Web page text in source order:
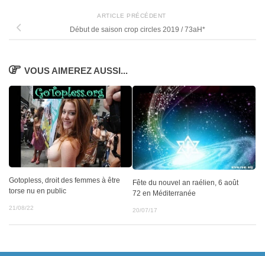
ARTICLE PRÉCÉDENT
Début de saison crop circles 2019 / 73aH*
VOUS AIMEREZ AUSSI...
Gotopless, droit des femmes à être
torse nu en public
21/08/22
Fête du nouvel an raélien, 6 août
72 en Méditerranée
20/07/17